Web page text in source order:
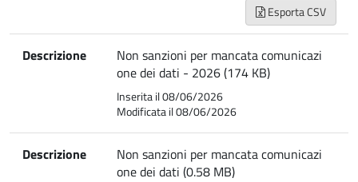
Esporta CSV
Descrizione
Non sanzioni per mancata comunicazi
one dei dati - 2026 (174 KB)
Inserita il 08/06/2026
Modificata il 08/06/2026
Descrizione
Non sanzioni per mancata comunicazi
one dei dati (0.58 MB)